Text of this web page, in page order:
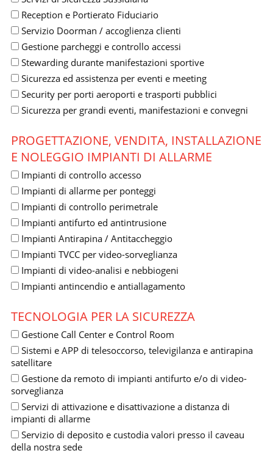
Reception e Portierato Fiduciario
Servizio Doorman / accoglienza clienti
Gestione parcheggi e controllo accessi
Stewarding durante manifestazioni sportive
Sicurezza ed assistenza per eventi e meeting
Security per porti aeroporti e trasporti pubblici
Sicurezza per grandi eventi, manifestazioni e convegni
PROGETTAZIONE, VENDITA, INSTALLAZIONE
E NOLEGGIO IMPIANTI DI ALLARME
Impianti di controllo accesso
Impianti di allarme per ponteggi
Impianti di controllo perimetrale
Impianti antifurto ed antintrusione
Impianti Antirapina / Antitaccheggio
Impianti TVCC per video-sorveglianza
Impianti di video-analisi e nebbiogeni
Impianti antincendio e antiallagamento
TECNOLOGIA PER LA SICUREZZA
Gestione Call Center e Control Room
Sistemi e APP di telesoccorso, televigilanza e antirapina
satellitare
Gestione da remoto di impianti antifurto e/o di video-
sorveglianza
Servizi di attivazione e disattivazione a distanza di
impianti di allarme
Servizio di deposito e custodia valori presso il caveau
della nostra sede